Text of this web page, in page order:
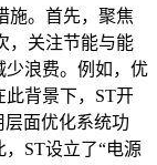
施。首先，聚焦
，关注节能与能
少浪费。例如，优
背景下，ST开
面优化系统功
ST设立了“电源